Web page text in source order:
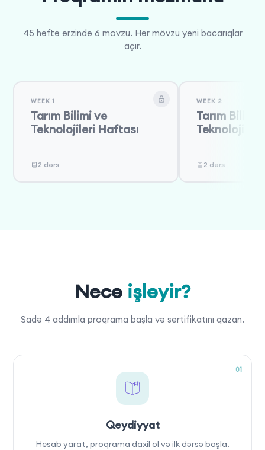
45 həftə ərzində 6 mövzu. Hər mövzu yeni bacarıqlar
açır.
WEEK 1
Tarım Bilimi ve
Teknolojileri Haftası
2 dərs
WEEK 2
Tarım Bilimi
Teknolojileri
2 dərs
Necə işləyir?
Sadə 4 addımla proqrama başla və sertifikatını qazan.
01
Qeydiyyat
Hesab yarat, proqrama daxil ol və ilk dərsə başla.